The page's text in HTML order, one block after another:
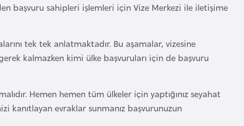
başvuru sahipleri işlemleri için Vize Merkezi ile iletişime
tek tek anlatmaktadır. Bu aşamalar, vizesine
kalmazken kimi ülke başvuruları için de başvuru
Hemen hemen tüm ülkeler için yaptığınız seyahat
kanıtlayan evraklar sunmanız başvurunuzun